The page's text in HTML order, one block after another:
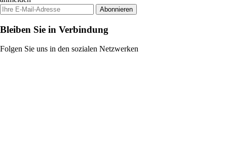
Abonnieren
Bleiben Sie in Verbindung
Folgen Sie uns in den sozialen Netzwerken